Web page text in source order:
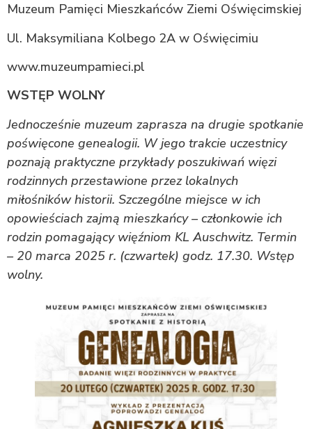
Muzeum Pamięci Mieszkańców Ziemi Oświęcimskiej
Ul. Maksymiliana Kolbego 2A w Oświęcimiu
www.muzeumpamieci.pl
WSTĘP WOLNY
Jednocześnie muzeum zaprasza na drugie spotkanie
poświęcone genealogii. W jego trakcie uczestnicy
poznają praktyczne przykłady poszukiwań więzi
rodzinnych przestawione przez lokalnych
miłośników historii. Szczególne miejsce w ich
opowieściach zajmą mieszkańcy – członkowie ich
rodzin pomagający więźniom KL Auschwitz. Termin
– 20 marca 2025 r. (czwartek) godz. 17.30. Wstęp
wolny.